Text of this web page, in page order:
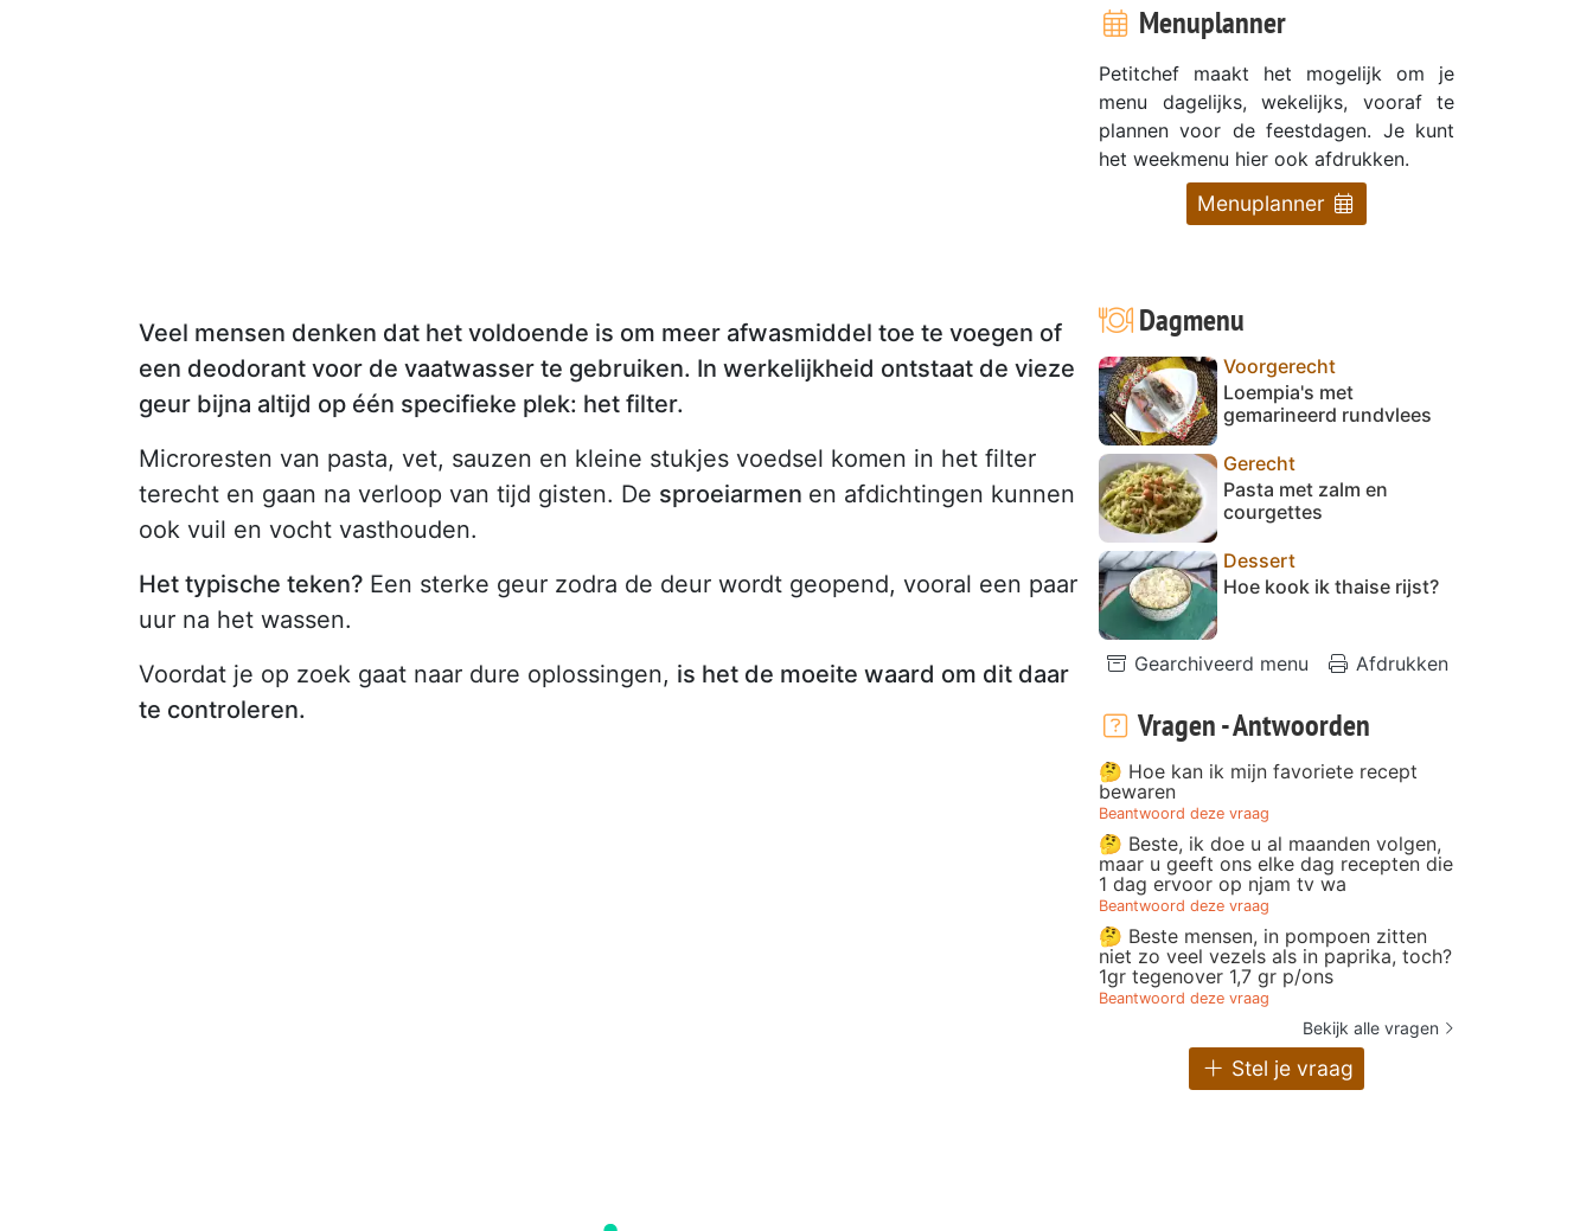
Veel mensen denken dat het voldoende is om meer afwasmiddel toe te voegen of
een deodorant voor de vaatwasser te gebruiken. In werkelijkheid ontstaat de vieze
geur bijna altijd op één specifieke plek: het filter.
Microresten van pasta, vet, sauzen en kleine stukjes voedsel komen in het filter
terecht en gaan na verloop van tijd gisten. De sproeiarmen en afdichtingen kunnen
ook vuil en vocht vasthouden.
Het typische teken? Een sterke geur zodra de deur wordt geopend, vooral een paar
uur na het wassen.
Voordat je op zoek gaat naar dure oplossingen, is het de moeite waard om dit daar
te controleren.
Menuplanner
Petitchef maakt het mogelijk om je
menu dagelijks, wekelijks, vooraf te
plannen voor de feestdagen. Je kunt
het weekmenu hier ook afdrukken.
Menuplanner
Dagmenu
Voorgerecht
Loempia's met
gemarineerd rundvlees
Gerecht
Pasta met zalm en
courgettes
Dessert
Hoe kook ik thaise rijst?
Gearchiveerd menu Afdrukken
Vragen - Antwoorden
🤔 Hoe kan ik mijn favoriete recept
bewaren
Beantwoord deze vraag
🤔 Beste, ik doe u al maanden volgen,
maar u geeft ons elke dag recepten die
1 dag ervoor op njam tv wa
Beantwoord deze vraag
🤔 Beste mensen, in pompoen zitten
niet zo veel vezels als in paprika, toch?
1gr tegenover 1,7 gr p/ons
Beantwoord deze vraag
Bekijk alle vragen
Stel je vraag